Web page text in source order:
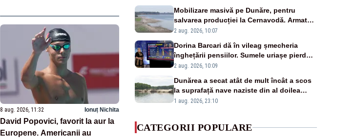
8 aug. 2026, 11:32 Ionuț Nichita
David Popovici, favorit la aur la
Europene. Americanii au
Mobilizare masivă pe Dunăre, pentru
salvarea producției la Cernavodă. Armata
va detona o stâncă și va devia apa
2 aug. 2026, 10:07
Dorina Barcari dă în vileag șmecheria
înghețării pensiilor. Sumele uriașe pierdute
de fiecare român
2 aug. 2026, 10:09
Dunărea a secat atât de mult încât a scos
la suprafață nave naziste din al doilea
război mondial
1 aug. 2026, 23:10
CATEGORII POPULARE